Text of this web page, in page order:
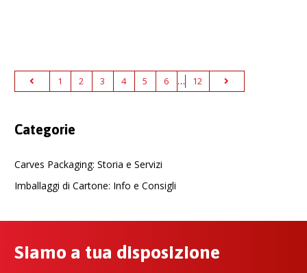
Categorie
Carves Packaging: Storia e Servizi
Imballaggi di Cartone: Info e Consigli
1 2 3 4 5 6 … 12
Siamo a tua disposizione